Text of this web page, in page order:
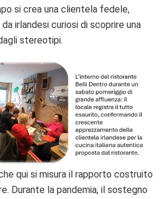
si crea una clientela fedele,
irlandesi curiosi di scoprire una
stereotipi.
qui si misura il rapporto costruito
Durante la pandemia, il sostegno